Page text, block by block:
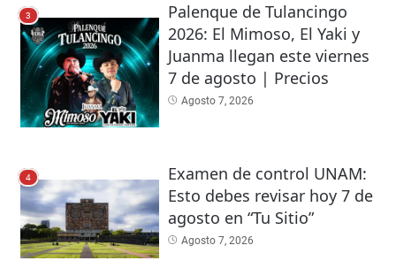
3
Palenque de Tulancingo
2026: El Mimoso, El Yaki y
Juanma llegan este viernes
7 de agosto | Precios
Agosto 7, 2026
4
Examen de control UNAM:
Esto debes revisar hoy 7 de
agosto en “Tu Sitio”
Agosto 7, 2026